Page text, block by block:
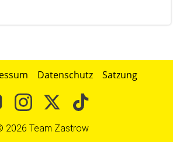
2026 Team Zastrow
Datenschutz Satzung